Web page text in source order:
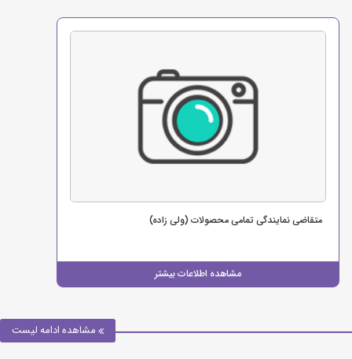
مشاهده اطلاعات بیشتر
متقاضی نمایندگی تمامی محصولات (ولی زاده)
مشاهده ادامه لیست